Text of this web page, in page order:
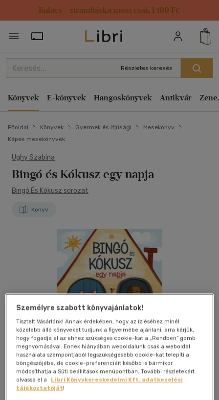
Kulacs / strandtáska most csak 1499 Ft!
Törzsvásárlói Kártya adatai
Részletes keresés
Könyvek E-könyvek Hangoskönyvek Antikvár
Főoldal Könyvek Gyermek és ifjúsági
Mesekönyv
Képes mesekönyvek
Ughy Szabina
Bingó és Kókusz egy napja
Bingó És Kókusz sorozat
Könyv
Személyre szabott könyvajánlatok!
Tisztelt Vásárlónk! Annak érdekében, hogy az ízléséhez minél
közelebb álló könyveket tudjunk a figyelmébe ajánlani, arra kérjük,
hogy fogadja el az ehhez szükséges cookie-kat a „Rendben” gomb
megnyomásával. Ennek hiányában weboldalunk csak a weboldal
használata szempontjából legszükségesebb cookie-kat telepíti a
böngészőjébe, de cookie-preferenciáit később is bármikor
módosíthatja a Süti beállítások menüpontban. További részletekért
olvassa el a
Libri Könyvkereskedelmi Kft. adatkezelési
tájékoztatóját!